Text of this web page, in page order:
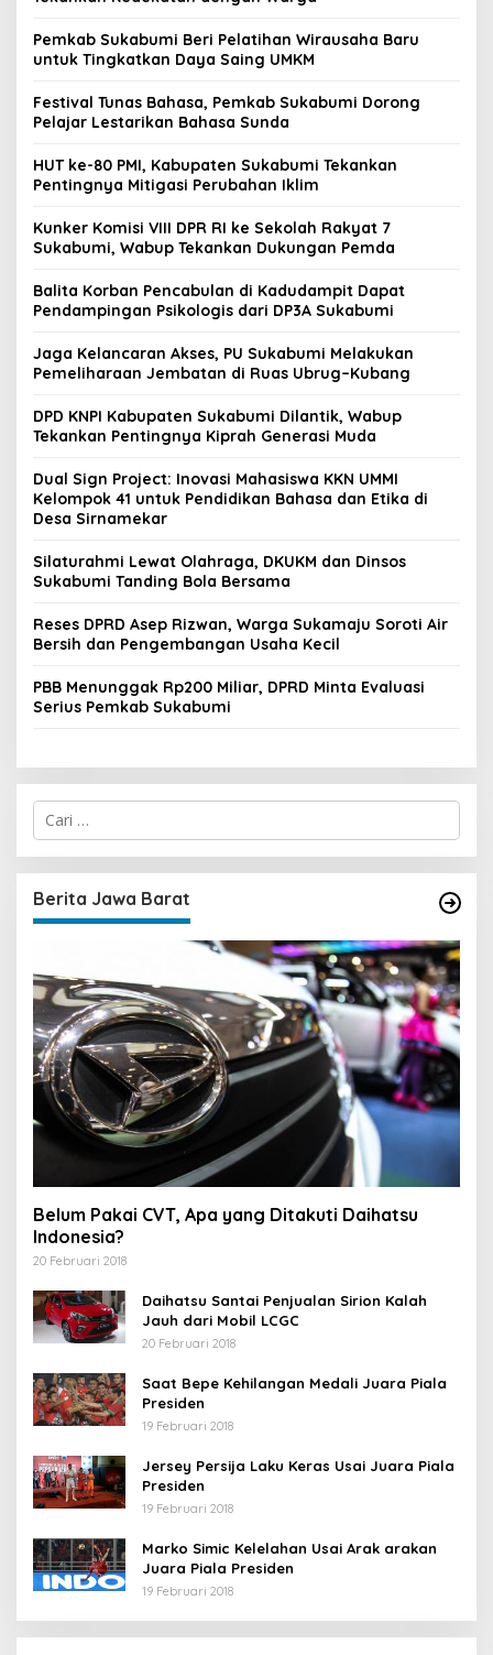
Pemkab Sukabumi Beri Pelatihan Wirausaha Baru
untuk Tingkatkan Daya Saing UMKM
Festival Tunas Bahasa, Pemkab Sukabumi Dorong
Pelajar Lestarikan Bahasa Sunda
HUT ke-80 PMI, Kabupaten Sukabumi Tekankan
Pentingnya Mitigasi Perubahan Iklim
Kunker Komisi VIII DPR RI ke Sekolah Rakyat 7
Sukabumi, Wabup Tekankan Dukungan Pemda
Balita Korban Pencabulan di Kadudampit Dapat
Pendampingan Psikologis dari DP3A Sukabumi
Jaga Kelancaran Akses, PU Sukabumi Melakukan
Pemeliharaan Jembatan di Ruas Ubrug–Kubang
DPD KNPI Kabupaten Sukabumi Dilantik, Wabup
Tekankan Pentingnya Kiprah Generasi Muda
Dual Sign Project: Inovasi Mahasiswa KKN UMMI
Kelompok 41 untuk Pendidikan Bahasa dan Etika di
Desa Sirnamekar
Silaturahmi Lewat Olahraga, DKUKM dan Dinsos
Sukabumi Tanding Bola Bersama
Reses DPRD Asep Rizwan, Warga Sukamaju Soroti Air
Bersih dan Pengembangan Usaha Kecil
PBB Menunggak Rp200 Miliar, DPRD Minta Evaluasi
Serius Pemkab Sukabumi
C
i
u
n
t
k
:
Berita Jawa Barat
Belum Pakai CVT, Apa yang Ditakuti Daihatsu
Indonesia?
20 Februari 2018
Daihatsu Santai Penjualan Sirion Kalah
Jauh dari Mobil LCGC
20 Februari 2018
Saat Bepe Kehilangan Medali Juara Piala
Presiden
19 Februari 2018
Jersey Persija Laku Keras Usai Juara Piala
Presiden
19 Februari 2018
Marko Simic Kelelahan Usai Arak arakan
Juara Piala Presiden
19 Februari 2018